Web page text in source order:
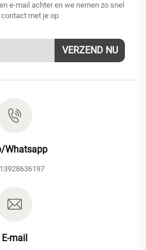
e-mail achter en we nemen zo snel
met je op
VERZEND NU
Whatsapp
E-mail